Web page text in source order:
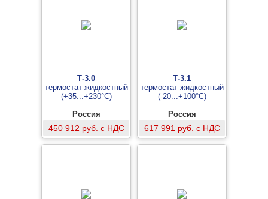
Т-3.0
термостат жидкостный
(+35...+230°С)
Россия
450 912 руб. с НДС
Т-3.1
термостат жидкостный
(-20...+100°С)
Россия
617 991 руб. с НДС